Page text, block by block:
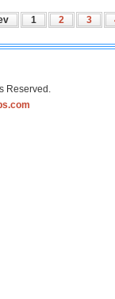
1 2 3
Reserved.